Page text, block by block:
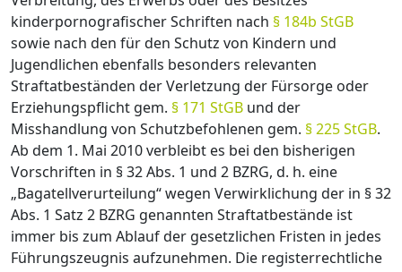
kinderpornografischer Schriften nach § 184b StGB
sowie nach den für den Schutz von Kindern und
Jugendlichen ebenfalls besonders relevanten
Straftatbeständen der Verletzung der Fürsorge oder
Erziehungspflicht gem. § 171 StGB und der
Misshandlung von Schutzbefohlenen gem. § 225 StGB.
Ab dem 1. Mai 2010 verbleibt es bei den bisherigen
Vorschriften in § 32 Abs. 1 und 2 BZRG, d. h. eine
„Bagatellverurteilung“ wegen Verwirklichung der in § 32
Abs. 1 Satz 2 BZRG genannten Straftatbestände ist
immer bis zum Ablauf der gesetzlichen Fristen in jedes
Führungszeugnis aufzunehmen. Die registerrechtliche